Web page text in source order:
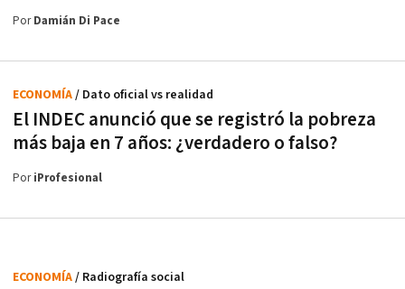
PorDamián Di Pace
El INDEC anunció que se registró la pobreza
más baja en 7 años: ¿verdadero o falso?
ECONOMÍA/ Dato oficial vs realidad
PoriProfesional
ECONOMÍA/ Radiografía social